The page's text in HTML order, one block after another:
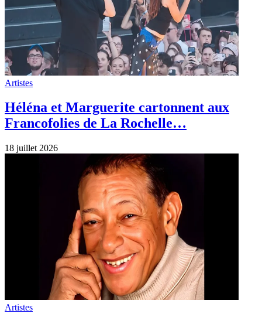
Artistes
Héléna et Marguerite cartonnent aux
Francofolies de La Rochelle…
18 juillet 2026
Artistes